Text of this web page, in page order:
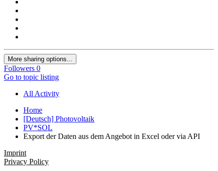
More sharing options...
Followers 0
Go to topic listing
All Activity
Home
[Deutsch] Photovoltaik
PV*SOL
Export der Daten aus dem Angebot in Excel oder via API
Imprint
Privacy Policy